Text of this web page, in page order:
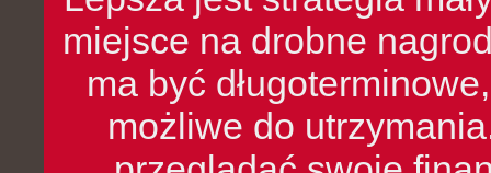
miejsce na drobne
ma być
możliwe do